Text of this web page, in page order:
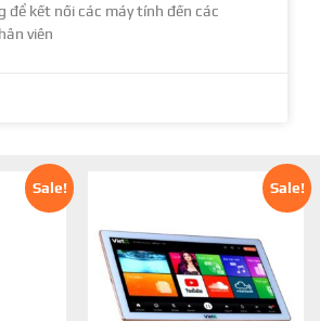
để kết nối các máy tính đến các
viên
Sale! Sale!